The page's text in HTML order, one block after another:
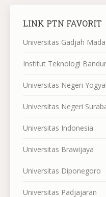
LINK PTN FAVORIT
Universitas Gadjah Mada
Institut Teknologi
Universitas Negeri
Universitas Negeri
Universitas Indonesia
Universitas Brawijaya
Universitas Diponegoro
Universitas Padjajaran